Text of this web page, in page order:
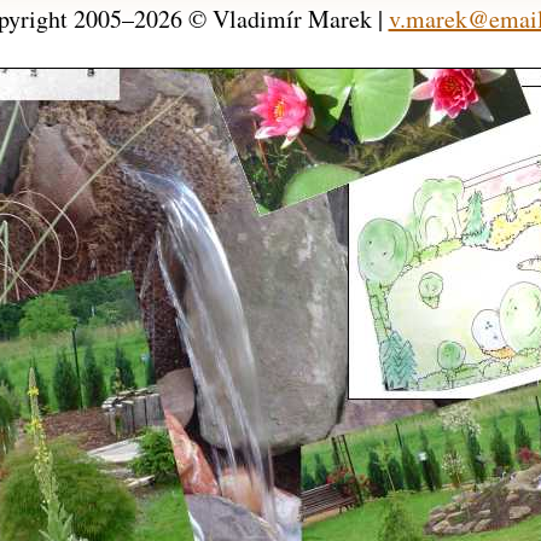
2005–2026 © Vladimír Marek |